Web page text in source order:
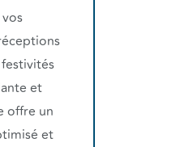
et
offre un
et